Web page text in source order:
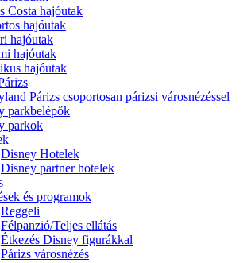
Costa hajóutak
hajóutak
hajóutak
hajóutak
hajóutak
Párizs csoportosan párizsi városnézéssel
parkbelépők
parkok
Disney Hotelek
Disney partner hotelek
és programok
Reggeli
Félpanzió/Teljes ellátás
Étkezés Disney figurákkal
Párizs városnézés